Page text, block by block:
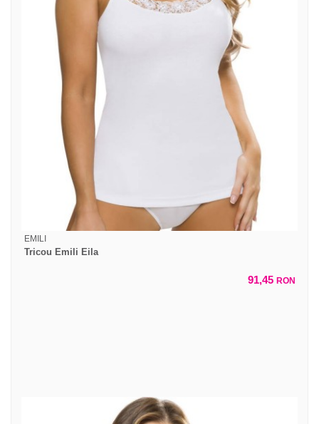
EMILI
Tricou Emili Eila
91,45 RON